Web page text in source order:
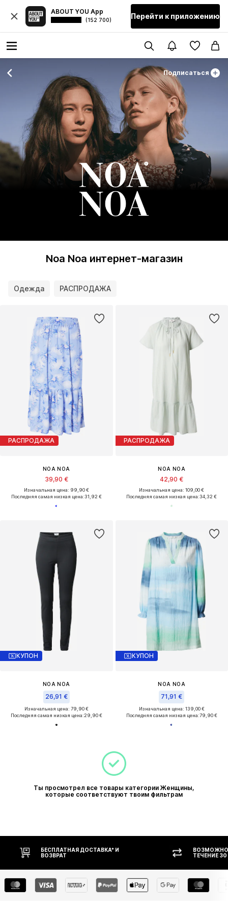
ABOUT YOU App
(152 700) Перейти к приложению
Подписаться
Noa Noa интернет-магазин
Одежда РАСПРОДАЖА
РАСПРОДАЖА
NOA NOA
39,90 €
Изначальная цена: 99,90 €
Последняя самая низкая цена:31,92 €
РАСПРОДАЖА
NOA NOA
42,90 €
Изначальная цена: 109,00 €
Последняя самая низкая цена:34,32 €
КУПОН
NOA NOA
26,91 €
Изначальная цена: 79,90 €
Последняя самая низкая цена:29,90 €
КУПОН
NOA NOA
71,91 €
Изначальная цена: 139,00 €
Последняя самая низкая цена:79,90 €
Ты просмотрел все товары категории Женщины,
которые соответствуют твоим фильтрам
БЕСПЛАТНАЯ ДОСТАВКА* И
ВОЗВРАТ
ТЕЧЕНИЕ